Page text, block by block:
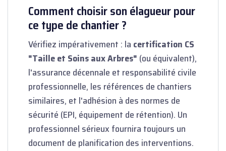
Comment choisir son élagueur pour
ce type de chantier ?
Vérifiez impérativement : la certification CS
"Taille et Soins aux Arbres" (ou équivalent),
l'assurance décennale et responsabilité civile
professionnelle, les références de chantiers
similaires, et l'adhésion à des normes de
sécurité (EPI, équipement de rétention). Un
professionnel sérieux fournira toujours un
document de planification des interventions.